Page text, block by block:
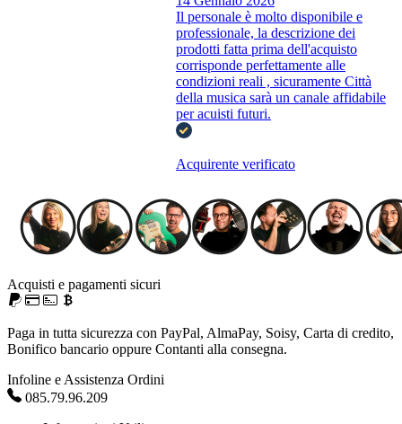
Il personale è molto disponibile e
professionale, la descrizione dei
prodotti fatta prima dell'acquisto
corrisponde perfettamente alle
condizioni reali , sicuramente Città
della musica sarà un canale affidabile
per acuisti futuri.
Acquirente verificato
Acquisti e pagamenti sicuri
Paga in tutta sicurezza con PayPal, AlmaPay, Soisy, Carta di credito,
Bonifico bancario oppure Contanti alla consegna.
Infoline e Assistenza Ordini
085.79.96.209